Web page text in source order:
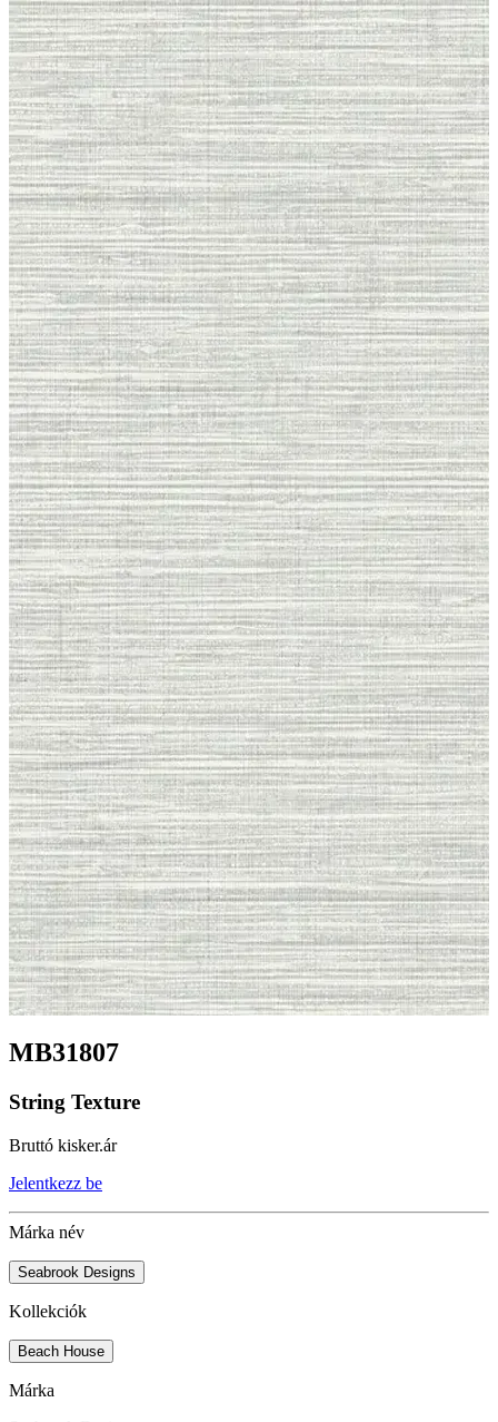
MB31807
String Texture
Bruttó kisker.ár
Jelentkezz be
Márka név
Seabrook Designs
Kollekciók
Beach House
Márka